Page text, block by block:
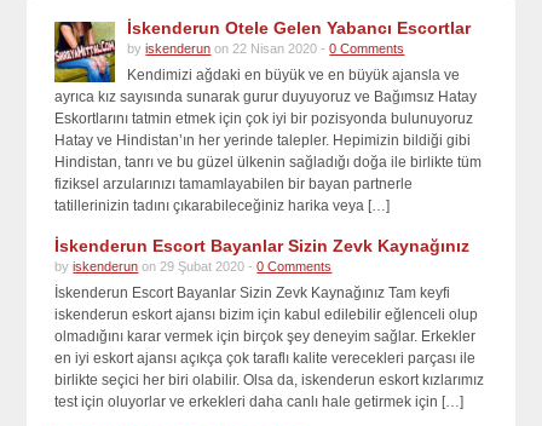
İskenderun Otele Gelen Yabancı Escortlar
byiskenderun on 22 Nisan 2020 -0 Comments
Kendimizi ağdaki en büyük ve en büyük ajansla ve
ayrıca kız sayısında sunarak gurur duyuyoruz ve Bağımsız Hatay
Eskortlarını tatmin etmek için çok iyi bir pozisyonda bulunuyoruz
Hatay ve Hindistan’ın her yerinde talepler. Hepimizin bildiği gibi
Hindistan, tanrı ve bu güzel ülkenin sağladığı doğa ile birlikte tüm
fiziksel arzularınızı tamamlayabilen bir bayan partnerle
tatillerinizin tadını çıkarabileceğiniz harika veya […]
İskenderun Escort Bayanlar Sizin Zevk Kaynağınız
byiskenderun on 29 Şubat 2020 -0 Comments
İskenderun Escort Bayanlar Sizin Zevk Kaynağınız Tam keyfi
iskenderun eskort ajansı bizim için kabul edilebilir eğlenceli olup
olmadığını karar vermek için birçok şey deneyim sağlar. Erkekler
en iyi eskort ajansı açıkça çok taraflı kalite verecekleri parçası ile
birlikte seçici her biri olabilir. Olsa da, iskenderun eskort kızlarımız
test için oluyorlar ve erkekleri daha canlı hale getirmek için […]